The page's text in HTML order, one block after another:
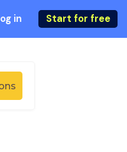
in Start for free